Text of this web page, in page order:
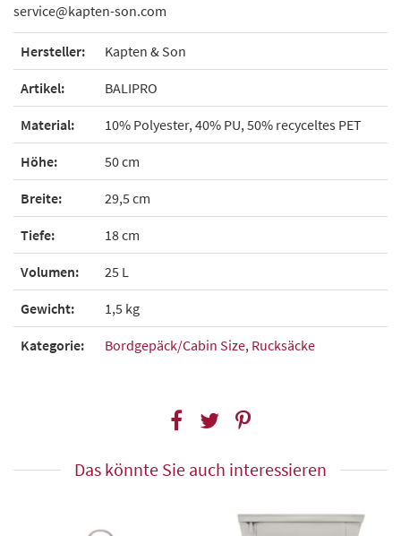
service@kapten-son.com
Hersteller: Kapten & Son
Artikel: BALIPRO
Material: 10% Polyester, 40% PU, 50% recyceltes PET
Höhe: 50 cm
Breite: 29,5 cm
Tiefe: 18 cm
Volumen: 25 L
Gewicht: 1,5 kg
Kategorie: Bordgepäck/Cabin Size, Rucksäcke
Das könnte Sie auch interessieren